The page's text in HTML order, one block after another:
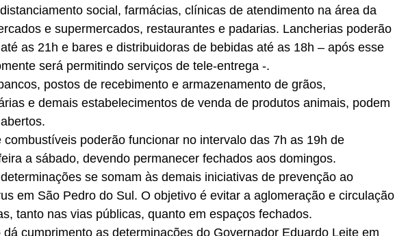
social, farmácias, clínicas de atendimento na área da
e supermercados, restaurantes e padarias. Lancherias poderão
as 21h e bares e distribuidoras de bebidas até as 18h – após esse
será permitindo serviços de tele-entrega -.
postos de recebimento e armazenamento de grãos,
e demais estabelecimentos de venda de produtos animais, podem
combustíveis poderão funcionar no intervalo das 7h as 19h de
a sábado, devendo permanecer fechados aos domingos.
se somam às demais iniciativas de prevenção ao
em São Pedro do Sul. O objetivo é evitar a aglomeração e circulação
tanto nas vias públicas, quanto em espaços fechados.
dá cumprimento as determinações do Governador Eduardo Leite em